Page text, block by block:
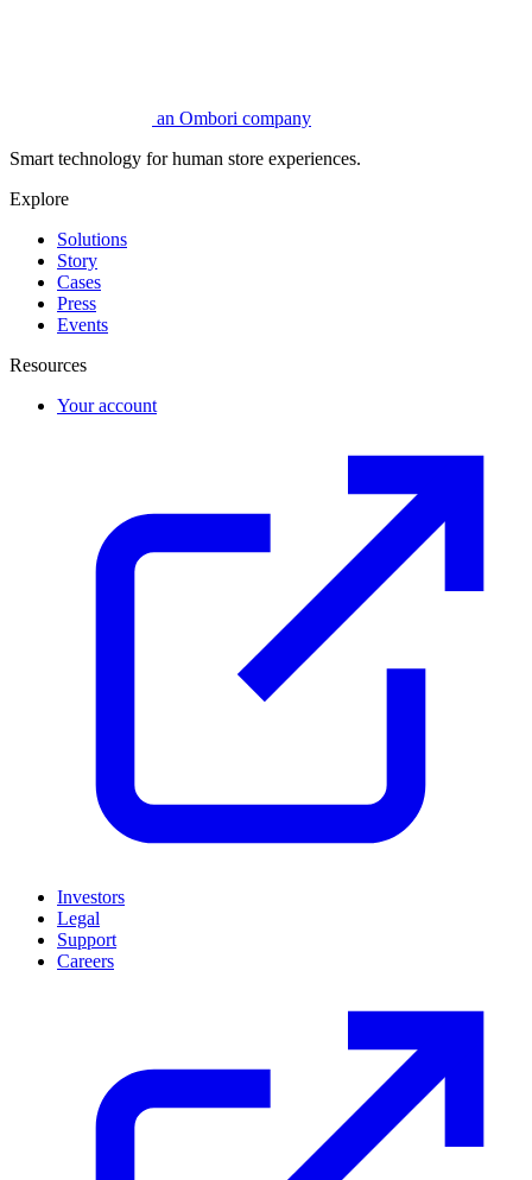
an Ombori company
Smart technology for human store experiences.
Explore
Solutions
Story
Cases
Press
Events
Resources
Your account
Investors
Legal
Support
Careers